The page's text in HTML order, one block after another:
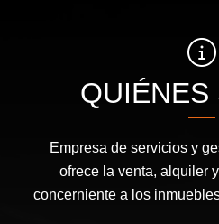
QUIÉNES
Empresa de servicios y
ofrece la venta, alquiler
concerniente a los